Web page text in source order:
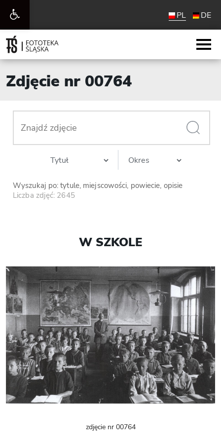
Otwórz
pasek
narzędzi
PL DE
Zdjęcie nr 00764
Wyszukaj po: tytule, miejscowości, powiecie, opisie
Liczba zdjęć: 2645
W SZKOLE
zdjęcie nr 00764